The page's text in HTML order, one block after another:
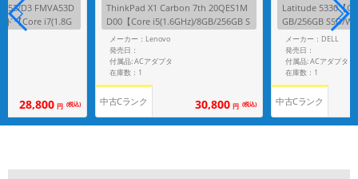
D3 FMVA53D
ド【Core i7(1.8G
Win11Home】
28,800 円 (税込)
ThinkPad X1 Carbon 7th 20QES1M
D00【Core i5(1.6GHz)/8GB/256GB S
SD/Win11Pro】
メーカー：Lenovo
発売日：
付属品: ACアダプタ
在庫数：1
中古Cランク 30,800 円 (税込)
Latitude 5330【
GB/256GB SSD/
メーカー：DELL
発売日：
付属品: ACアダプタ
在庫数：1
中古Cランク